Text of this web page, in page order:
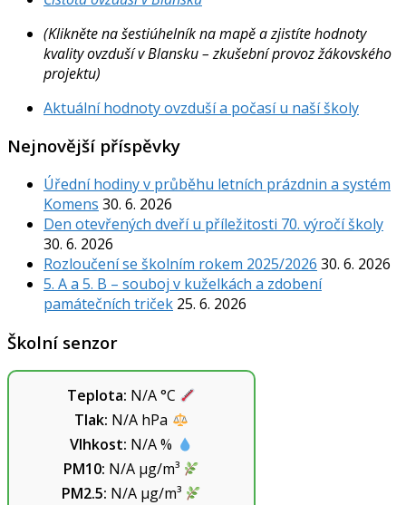
(Klikněte na šestiúhelník na mapě a zjistíte hodnoty
kvality ovzduší v Blansku – zkušební provoz žákovského
projektu)
Aktuální hodnoty ovzduší a počasí u naší školy
Nejnovější příspěvky
Úřední hodiny v průběhu letních prázdnin a systém
Komens 30. 6. 2026
Den otevřených dveří u příležitosti 70. výročí školy
30. 6. 2026
Rozloučení se školním rokem 2025/2026 30. 6. 2026
5. A a 5. B – souboj v kuželkách a zdobení
památečních triček 25. 6. 2026
Školní senzor
Teplota: N/A°C
Tlak: N/A hPa
Vlhkost: N/A%
PM10: N/Aµg/m³
PM2.5: N/Aµg/m³